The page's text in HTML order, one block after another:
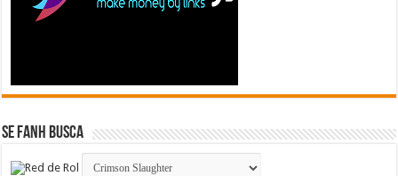
Se FanH Busca